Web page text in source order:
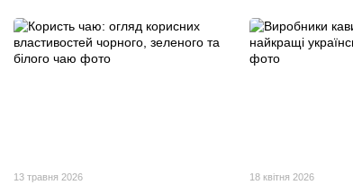
13 травня 2026 18 квітня 2026